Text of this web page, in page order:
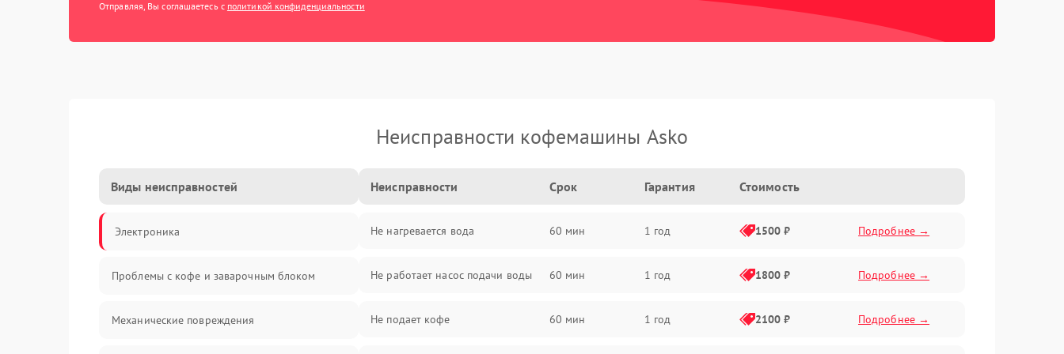
Отправляя, Вы соглашаетесь с политикой конфиденциальности
Неисправности кофемашины Asko
Виды неисправностей
Электроника
Проблемы с кофе и заварочным блоком
Механические повреждения
Неисправности Срок Гарантия Стоимость
Не нагревается вода 60 мин 1 год 1500 ₽ Подробнее →
Не работает насос подачи воды 60 мин 1 год 1800 ₽ Подробнее →
Не подает кофе 60 мин 1 год 2100 ₽ Подробнее →